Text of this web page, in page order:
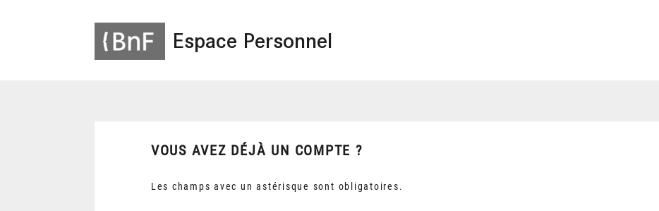
Espace Personnel
VOUS AVEZ DÉJÀ UN COMPTE ?
Les champs avec un astérisque sont obligatoires.